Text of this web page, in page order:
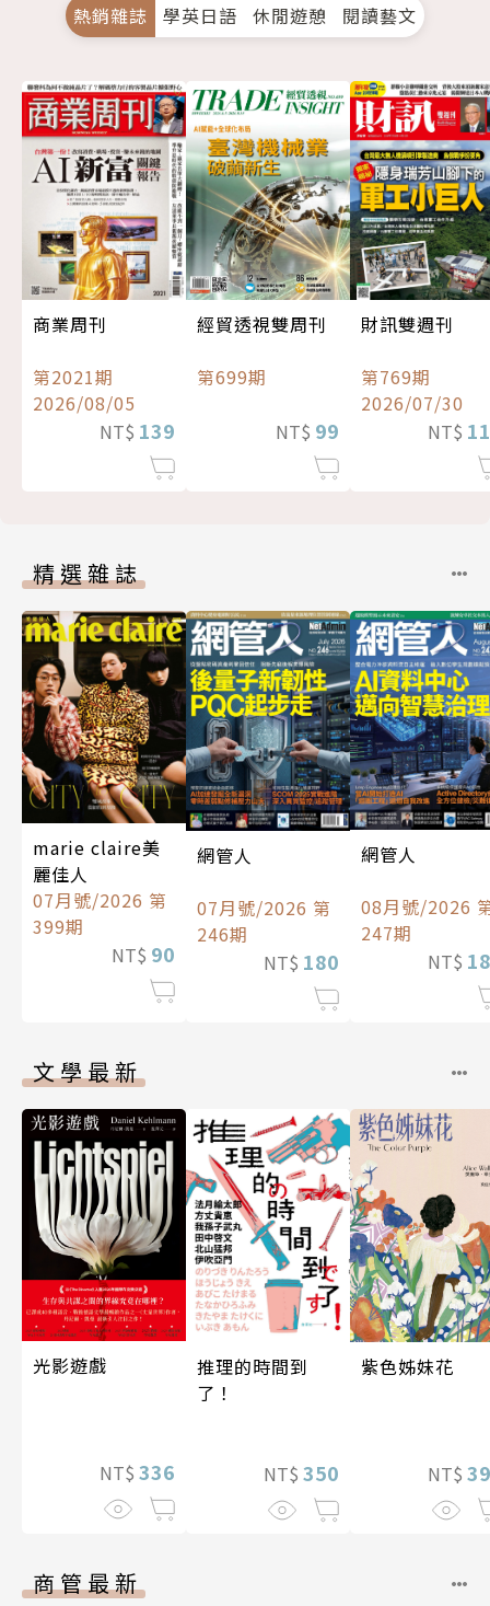
熱銷雜誌 學英日語 休閒遊憩 閱讀藝文
商業周刊
第2021期
2026/08/05
NT$ 139
經貿透視雙周刊
第699期
NT$ 99
財訊雙週刊
第769期
2026/07/30
NT$
精選雜誌
marie claire美
麗佳人
07月號/2026 第
399期
NT$ 90
網管人
07月號/2026 第
246期
NT$ 180
網管人
08月號/2026
247期
NT$
文學最新
光影遊戲
NT$ 336
推理的時間到
了！
NT$ 350
紫色姊妹花
NT$
商管最新